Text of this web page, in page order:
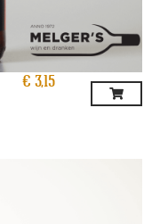
€ 3,15